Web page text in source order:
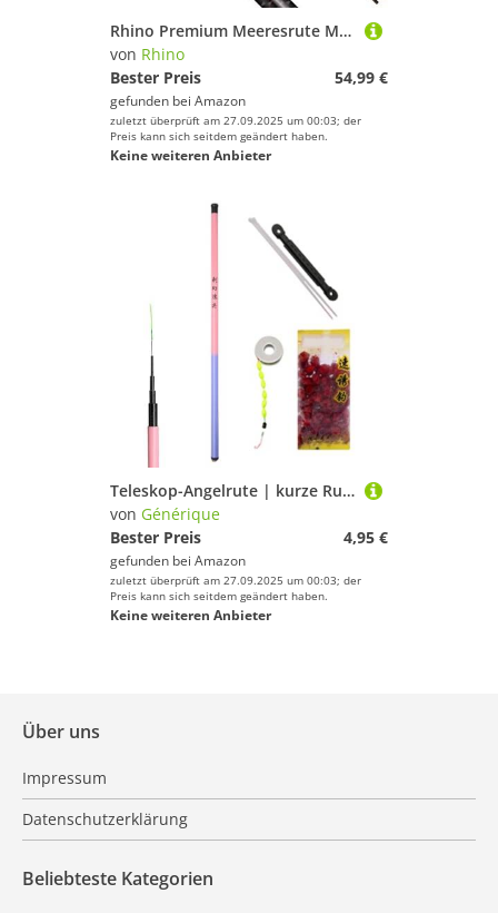
Rhino Premium Meeresrute Mare Deepstar Angelrute Hochsee-Angeln Meeresfischen Wurfgewicht 300g, Schwarz, 2,30 m
von Rhino
Bester Preis
54,99 €
gefunden bei Amazon
zuletzt überprüft am 27.09.2025 um 00:03; der
Preis kann sich seitdem geändert haben.
Keine weiteren Anbieter
Teleskop-Angelrute | kurze Rute für Salzwasser – tragbare Angelrute für Anfänger zum Fliegenfischen zum Wandern, Küste, Schifffahrt, Fluss, Kajak, Hochsee, ,
von Générique
Bester Preis
4,95 €
gefunden bei Amazon
zuletzt überprüft am 27.09.2025 um 00:03; der
Preis kann sich seitdem geändert haben.
Keine weiteren Anbieter
Über uns
Impressum
Datenschutzerklärung
Beliebteste Kategorien